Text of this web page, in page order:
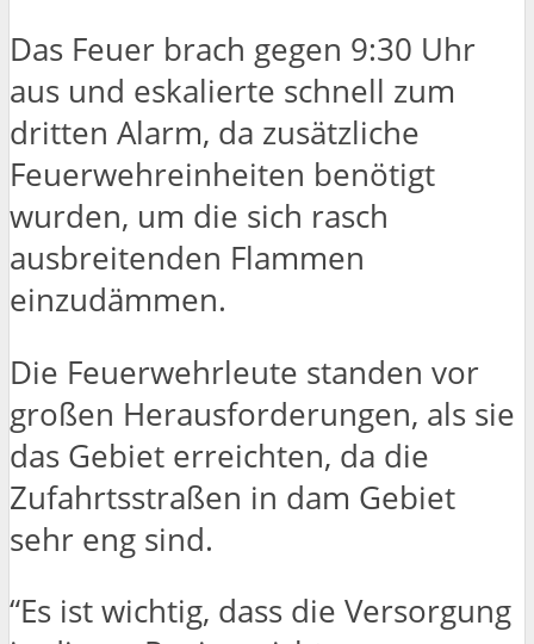
Das Feuer brach gegen 9:30 Uhr
aus und eskalierte schnell zum
dritten Alarm, da zusätzliche
Feuerwehreinheiten benötigt
wurden, um die sich rasch
ausbreitenden Flammen
einzudämmen.
Die Feuerwehrleute standen vor
großen Herausforderungen, als sie
das Gebiet erreichten, da die
Zufahrtsstraßen in dam Gebiet
sehr eng sind.
“Es ist wichtig, dass die Versorgung